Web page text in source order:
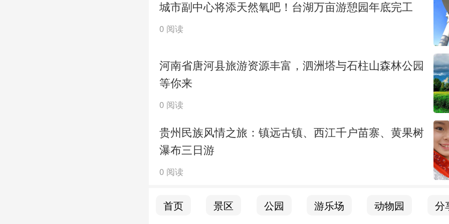
城市副中心将添天然氧吧！台湖万亩游憩园年底完工
0 阅读
河南省唐河县旅游资源丰富，泗洲塔与石柱山森林公园
等你来
0 阅读
贵州民族风情之旅：镇远古镇、西江千户苗寨、黄果树
瀑布三日游
0 阅读
首页 景区 公园 游乐场 动物园 分